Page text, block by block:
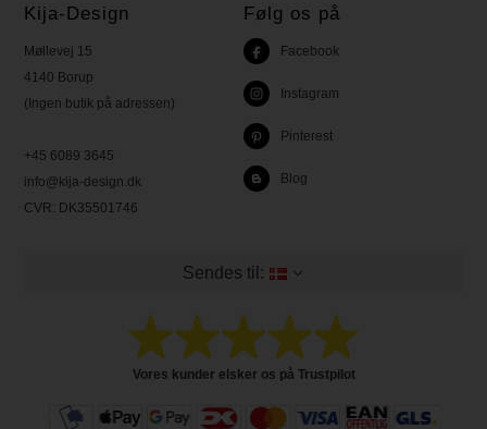
Kija-Design
Møllevej 15
4140 Borup
(Ingen butik på adressen)
+45 6089 3645
info@kija-design.dk
CVR: DK35501746
Følg os på
Facebook
Instagram
Pinterest
Blog
Sendes til:
Vores kunder elsker os på Trustpilot